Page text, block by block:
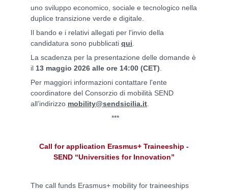
uno sviluppo economico, sociale e tecnologico nella
duplice transizione verde e digitale.
Il bando e i relativi allegati per l'invio della
candidatura sono pubblicati qui
La scadenza per la presentazione delle domande è
il 13 maggio 2026 alle ore 14:00 (CET)
Per maggiori informazioni contattare l'ente
coordinatore del Consorzio di mobilità SEND
all’indirizzo mobility@sendsicilia.it
***
Call for application Erasmus+ Traineeship -
SEND “Universities for Innovation”
The call funds Erasmus+ mobility for traineeships